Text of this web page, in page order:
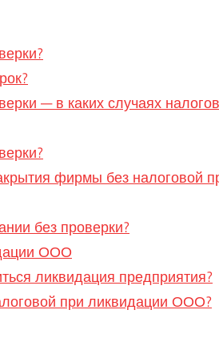
— в каких случаях
фирмы без налоговой
без проверки?
ООО
ликвидация предприятия?
при ликвидации ООО?